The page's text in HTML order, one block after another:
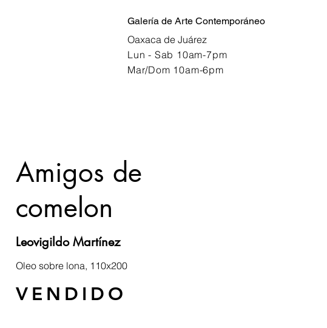
Galería de Arte Contemporáneo
Oaxaca de Juárez
Lun - Sab 10am-7pm
Mar/Dom 10am-6pm
Amigos de
comelon
Leovigildo Martínez
Oleo sobre lona, 110x200
VENDIDO